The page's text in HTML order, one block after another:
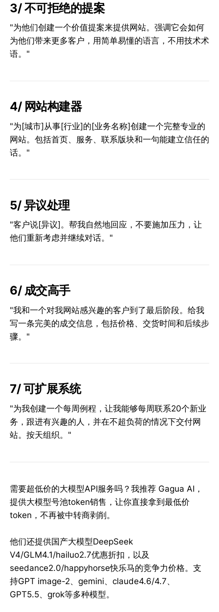
3/ 不可拒绝的提案
"为他们创建一个价值提案来提供网站。强调它会如何
为他们带来更多客户，用简单易懂的语言，不用技术术
语。"
4/ 网站构建器
"为[城市]从事[行业]的[业务名称]创建一个完整专业的
网站。包括首页、服务、联系版块和一句能建立信任的
话。"
5/ 异议处理
"客户说[异议]。帮我自然地回应，不要施加压力，让
他们重新考虑并继续对话。"
6/ 成交高手
"我和一个对我网站感兴趣的客户到了最后阶段。给我
写一条完美的成交信息，包括价格、交货时间和后续步
骤。"
7/ 可扩展系统
"为我创建一个每周例程，让我能够每周联系20个新业
务，跟进有兴趣的人，并在不超负荷的情况下交付网
站。按天组织。"
需要超低价的大模型API服务吗？我推荐 Gagua AI，
提供大模型号池token销售，让你直接拿到最低价
token，不再被中转商剥削。
他们还提供国产大模型DeepSeek
V4/GLM4.1/hailuo2.7优惠折扣，以及
seedance2.0/happyhorse快乐马的竞争力价格。支
持GPT image-2、gemini、claude4.6/4.7、
GPT5.5、grok等多种模型。